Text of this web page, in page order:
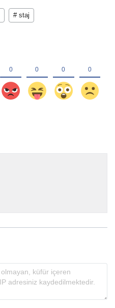
# staj